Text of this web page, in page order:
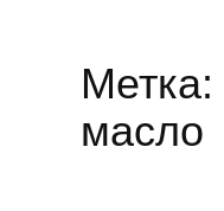
Метка:
масло